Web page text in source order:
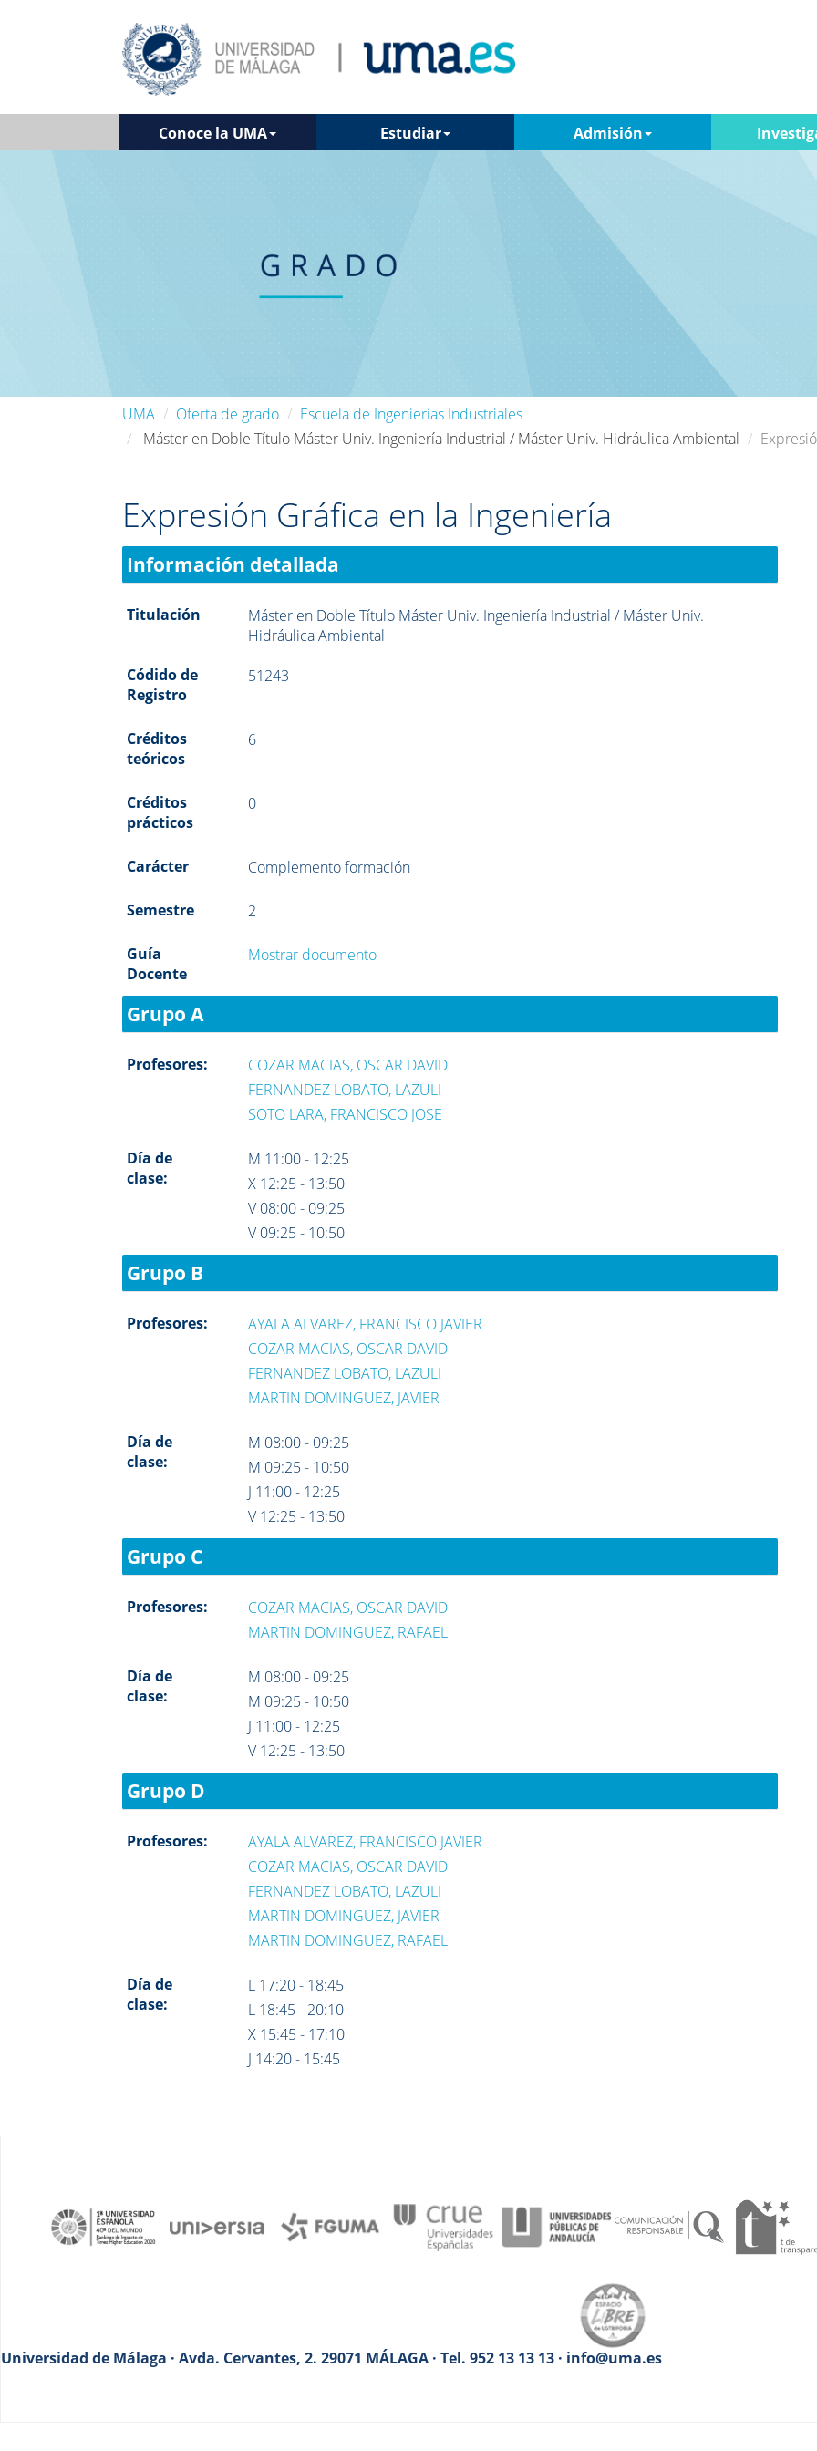
Conoce la UMA Estudiar Admisión
UMA Oferta de grado
Escuela de Ingenierías Industriales
Máster en Doble Título Máster Univ. Ingeniería Industrial / Máster Univ. Hidráulica Ambiental
Expresión Gráfica en la Ingeniería
Información detallada
Titulación
Máster en Doble Título Máster Univ. Ingeniería Industrial / Máster Univ.
Hidráulica Ambiental
Códido de
Registro
51243
Créditos
teóricos
6
Créditos
prácticos
0
Carácter Complemento formación
Semestre 2
Guía
Docente
Mostrar documento
Grupo A
Profesores:
COZAR MACIAS, OSCAR DAVID
FERNANDEZ LOBATO, LAZULI
SOTO LARA, FRANCISCO JOSE
Día de
clase:
M 11:00 - 12:25
X 12:25 - 13:50
V 08:00 - 09:25
V 09:25 - 10:50
Grupo B
Profesores:
AYALA ALVAREZ, FRANCISCO JAVIER
COZAR MACIAS, OSCAR DAVID
FERNANDEZ LOBATO, LAZULI
MARTIN DOMINGUEZ, JAVIER
Día de
clase:
M 08:00 - 09:25
M 09:25 - 10:50
J 11:00 - 12:25
V 12:25 - 13:50
Grupo C
Profesores:
COZAR MACIAS, OSCAR DAVID
MARTIN DOMINGUEZ, RAFAEL
Día de
clase:
M 08:00 - 09:25
M 09:25 - 10:50
J 11:00 - 12:25
V 12:25 - 13:50
Grupo D
Profesores:
AYALA ALVAREZ, FRANCISCO JAVIER
COZAR MACIAS, OSCAR DAVID
FERNANDEZ LOBATO, LAZULI
MARTIN DOMINGUEZ, JAVIER
MARTIN DOMINGUEZ, RAFAEL
Día de
clase:
L 17:20 - 18:45
L 18:45 - 20:10
X 15:45 - 17:10
J 14:20 - 15:45
Universidad de Málaga · Avda. Cervantes, 2. 29071 MÁLAGA · Tel. 952 13 13 13 · info@uma.es